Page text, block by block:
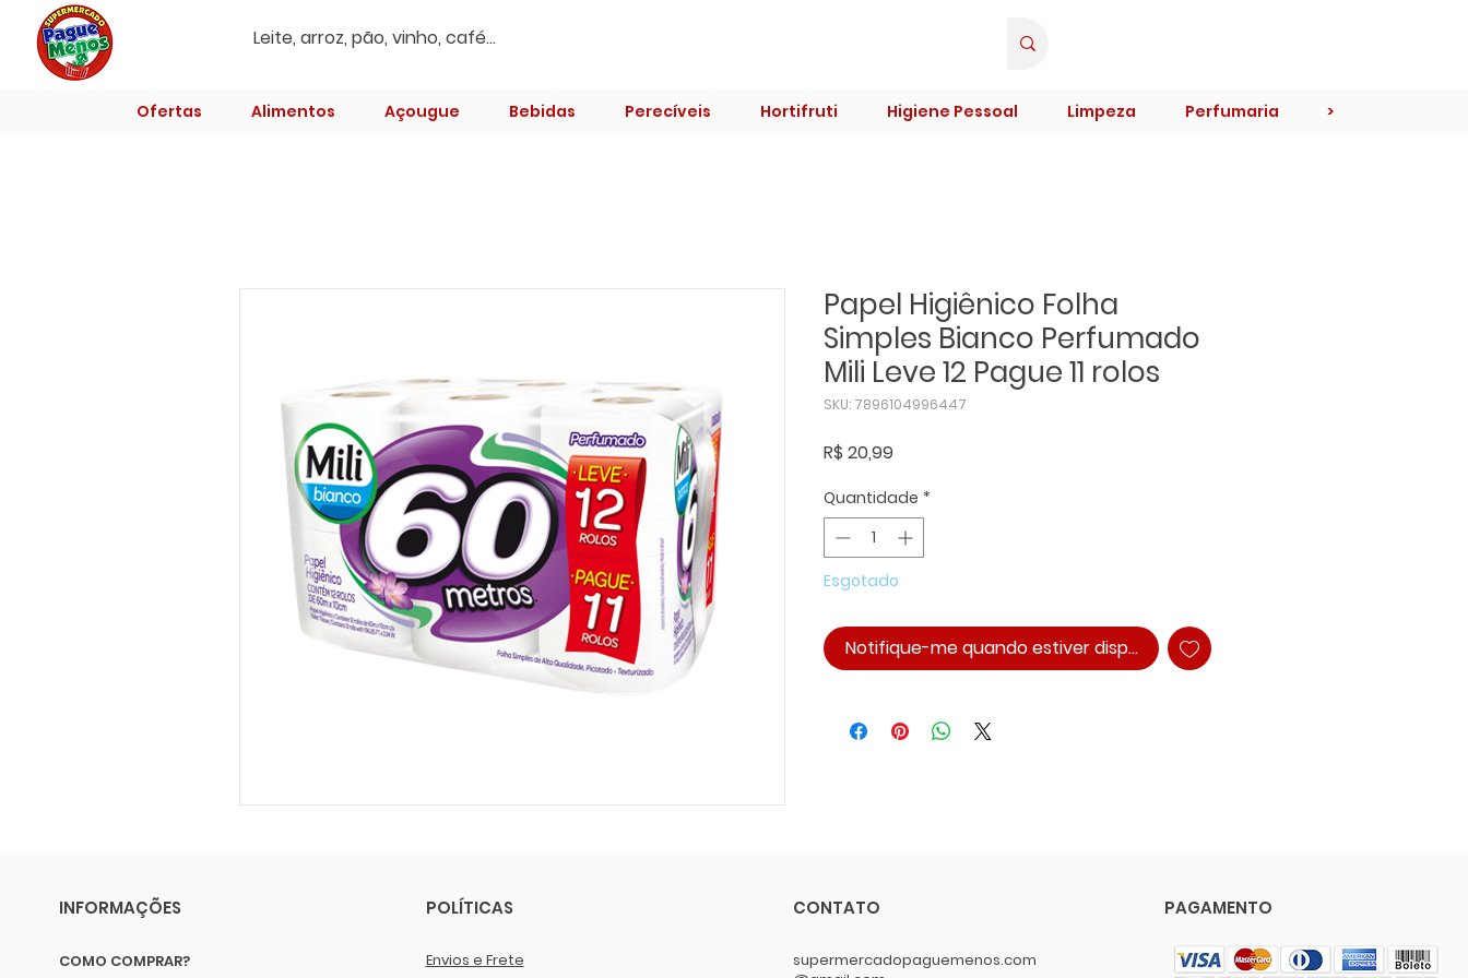
Ofertas Alimentos Açougue Bebidas Perecíveis Hortifruti Higiene Pessoal Limpeza Perfumaria >
Papel Higiênico Folha
Simples Bianco Perfumado
Mili Leve 12 Pague 11 rolos
SKU: 7896104996447
R$ 20,99Preço
Quantidade *
Esgotado
Notifique-me quando estiver disponível
INFORMAÇÕES
COMO COMPRAR?
POLÍTICAS
Envios e Frete
CONTATO
supermercadopaguemenos.com
PAGAMENTO